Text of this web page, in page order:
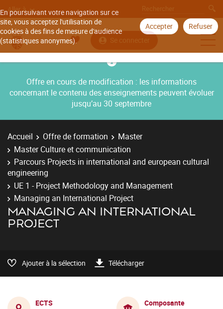
En poursuivant votre navigation sur ce
site, vous acceptez l'utilisation de
cookies à des fins de mesure d'audience
(statistiques anonymes).
Accepter Refuser
Aller à
Se connecter
Offre en cours de modification : les informations
concernant le contenu des enseignements peuvent évoluer
jusqu’au 30 septembre
Accueil Offre de formation
Master
Master Culture et communication
Parcours Projects in international and european cultural
engineering
UE 1 - Project Methodology and Management
Managing an International Project
MANAGING AN INTERNATIONAL
PROJECT
Ajouter à la sélection Télécharger
ECTS
Composante